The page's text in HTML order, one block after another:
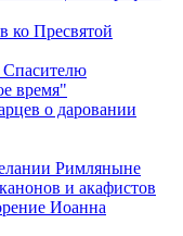
ко Пресвятой
время"
о даровании
Римляныне
и акафистов
Иоанна